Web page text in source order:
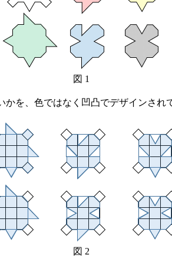
図 1
を、色ではなく凹凸でデザインされ
図 2